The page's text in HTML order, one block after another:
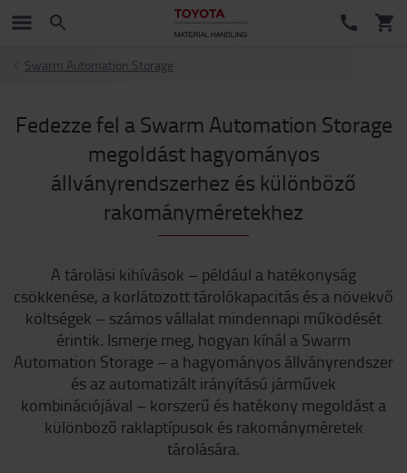
Swarm Automation Storage
Fedezze fel a Swarm Automation Storage
megoldást hagyományos
állványrendszerhez és különböző
rakományméretekhez
A tárolási kihívások – például a hatékonyság
csökkenése, a korlátozott tárolókapacitás és a növekvő
költségek – számos vállalat mindennapi működését
érintik. Ismerje meg, hogyan kínál a Swarm
Automation Storage – a hagyományos állványrendszer
és az automatizált irányítású járművek
kombinációjával – korszerű és hatékony megoldást a
különböző raklaptípusok és rakományméretek
tárolására.